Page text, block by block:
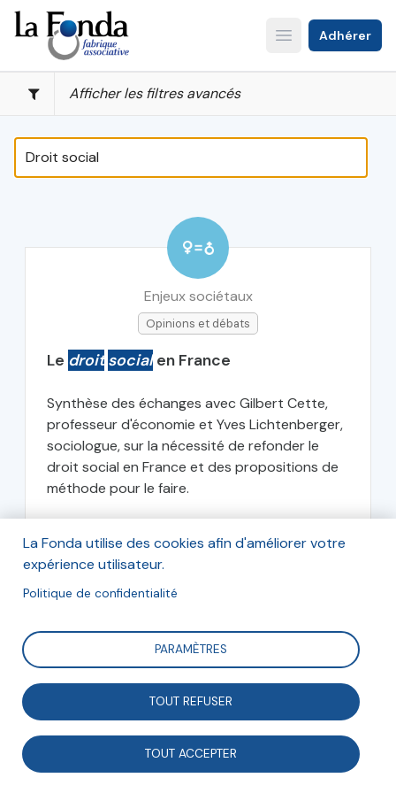
Aller
au
contenu
principal
Open main menu
Adhérer
Afficher les filtres avancés
Enjeux sociétaux
Opinions et débats
Le droit social en France
Synthèse des échanges avec Gilbert Cette,
professeur d'économie et Yves Lichtenberger,
sociologue, sur la nécessité de refonder le
droit social en France et des propositions de
méthode pour le faire.
Gilbert Cette
Économiste
La Fonda utilise des cookies afin d'améliorer votre
expérience utilisateur.
Politique de confidentialité
PARAMÈTRES
TOUT REFUSER
TOUT ACCEPTER